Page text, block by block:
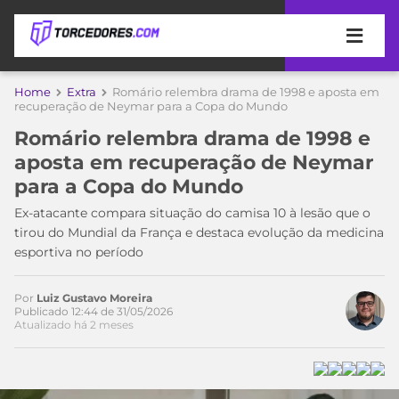
APOSTAS
DE
APOSTA
MELHORES
SITES
DE
APOSTAS
2026
COPA
DO
MUNDO
TIMES
MEU
TIME
CAMPEONATOS
Home Extra
Romário relembra drama de 1998 e aposta em
recuperação de Neymar para a Copa do Mundo
Romário relembra drama de 1998 e
aposta em recuperação de Neymar
para a Copa do Mundo
Ex-atacante compara situação do camisa 10 à lesão que o
tirou do Mundial da França e destaca evolução da medicina
esportiva no período
Por Luiz Gustavo Moreira
Publicado 12:44 de 31/05/2026
Atualizado há 2 meses